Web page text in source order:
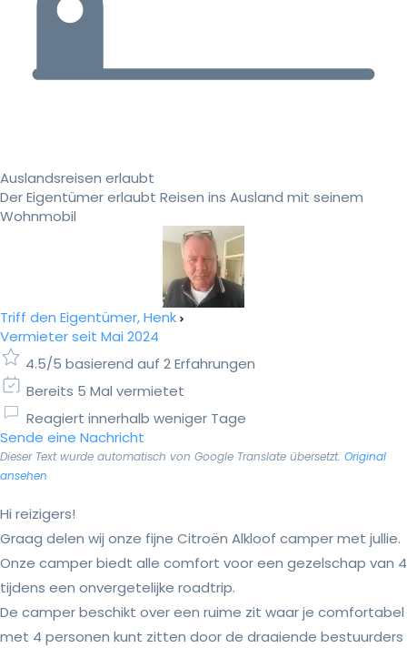
Auslandsreisen erlaubt
Der Eigentümer erlaubt Reisen ins Ausland mit seinem
Wohnmobil
Triff den Eigentümer, Henk
Vermieter seit Mai 2024
4.5/5 basierend auf 2 Erfahrungen
Bereits 5 Mal vermietet
Reagiert innerhalb weniger Tage
Sende eine Nachricht
Dieser Text wurde automatisch von Google Translate übersetzt. Original
ansehen
Hi reizigers!
Graag delen wij onze fijne Citroën Alkloof camper met jullie.
Onze camper biedt alle comfort voor een gezelschap van 4
tijdens een onvergetelijke roadtrip.
De camper beschikt over een ruime zit waar je comfortabel
met 4 personen kunt zitten door de draaiende bestuurders